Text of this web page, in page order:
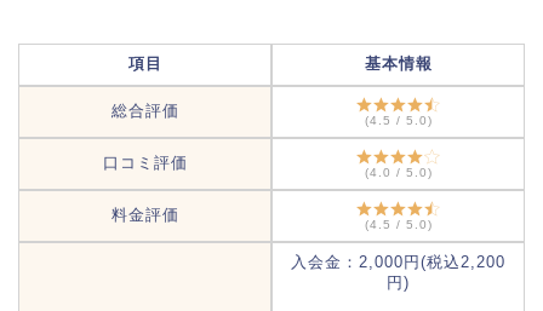
項目 基本情報
総合評価
(4.5 / 5.0)
口コミ評価
(4.0 / 5.0)
料金評価
(4.5 / 5.0)
入会金：2,000円(税込2,200
円)